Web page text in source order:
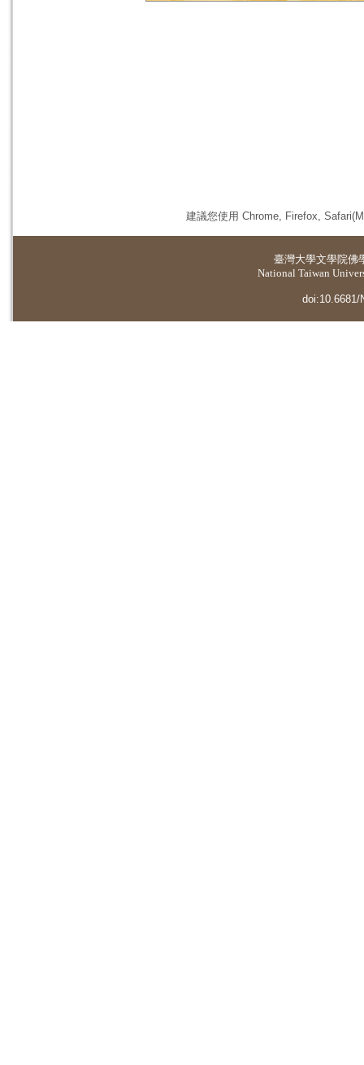
建議您使用 Chrome, Firefox,
臺灣大學文學院佛
National Taiwan
doi:10.6681/